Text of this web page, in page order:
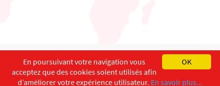
English Français
Copyright ©ISEC-AdW Impressum
OK
En poursuivant votre navigation vous
acceptez que des cookies soient utilisés afin
d’améliorer votre expérience utilisateur. En savoir plus...